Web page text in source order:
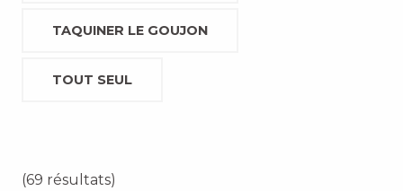
TAQUINER LE GOUJON
TOUT SEUL
(69 résultats)